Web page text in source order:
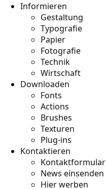
Informieren
Gestaltung
Typografie
Papier
Fotografie
Technik
Wirtschaft
Downloaden
Fonts
Actions
Brushes
Texturen
Plug-ins
Kontaktieren
Kontaktformular
News einsenden
Hier werben